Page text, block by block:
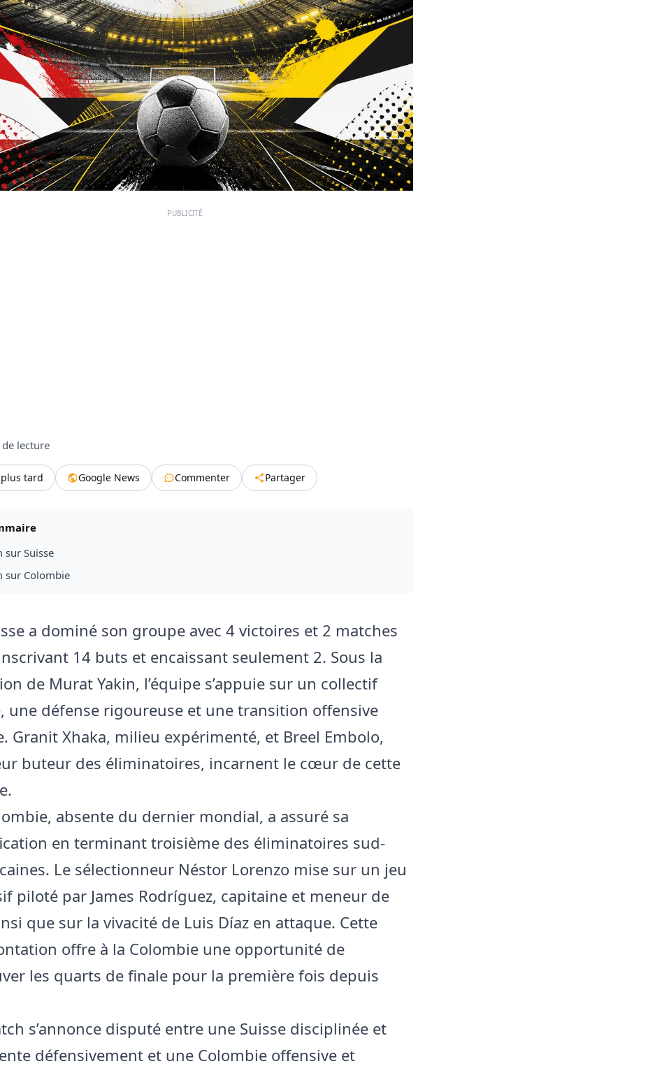
PUBLICITÉ
de lecture
tard Google News Commenter Partager
sur Suisse
sur Colombie
a dominé son groupe avec 4 victoires et 2 matches
14 buts et encaissant seulement 2. Sous la
de Murat Yakin, l’équipe s’appuie sur un collectif
une défense rigoureuse et une transition offensive
Granit Xhaka, milieu expérimenté, et Breel Embolo,
buteur des éliminatoires, incarnent le cœur de cette
absente du dernier mondial, a assuré sa
en terminant troisième des éliminatoires sud-
Le sélectionneur Néstor Lorenzo mise sur un jeu
piloté par James Rodríguez, capitaine et meneur de
que sur la vivacité de Luis Díaz en attaque. Cette
offre à la Colombie une opportunité de
les quarts de finale pour la première fois depuis
s’annonce disputé entre une Suisse disciplinée et
défensivement et une Colombie offensive et